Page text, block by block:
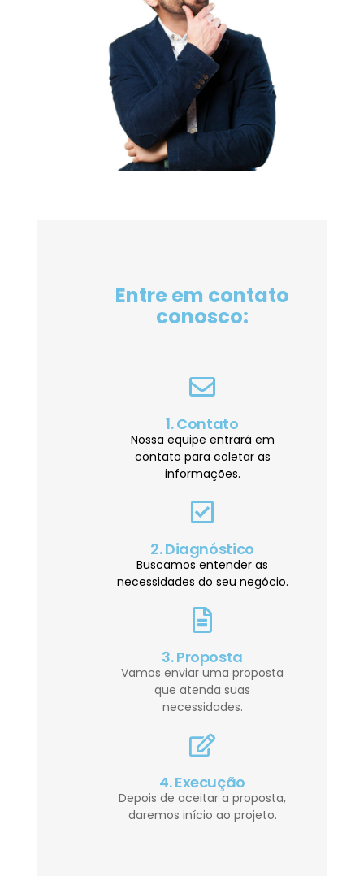
Entre em contato
conosco:
1. Contato
Nossa equipe entrará em
contato para coletar as
informações.
2. Diagnóstico
Buscamos entender as
necessidades do seu negócio.
3. Proposta
Vamos enviar uma proposta
que atenda suas
necessidades.
4. Execução
Depois de aceitar a proposta,
daremos início ao projeto.